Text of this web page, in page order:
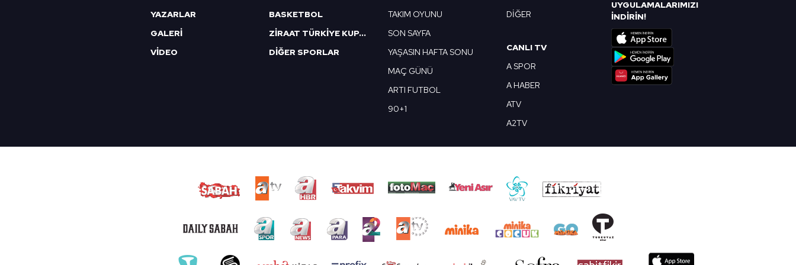
YAZARLAR
GALERİ
VİDEO
BASKETBOL
ZİRAAT TÜRKİYE KUPASI
DİĞER SPORLAR
TAKIM OYUNU
SON SAYFA
YAŞASIN HAFTA SONU
MAÇ GÜNÜ
ARTI FUTBOL
90+1
DİĞER
CANLI TV
A SPOR
A HABER
ATV
A2TV
UYGULAMALARIMIZI
İNDİRİN!